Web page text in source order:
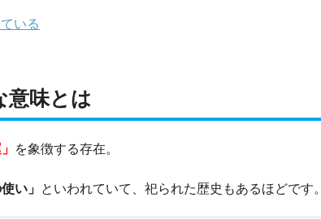
いる
意味とは
を象徴する存在。
い」 といわれていて、祀られた歴史もあるほどです。